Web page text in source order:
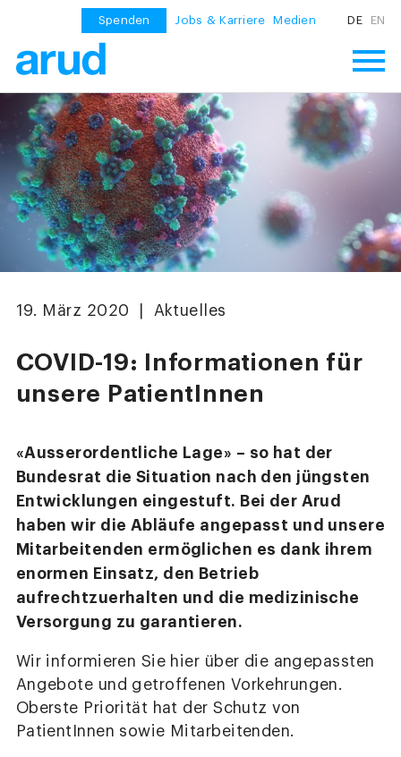
Spenden Jobs & Karriere Medien DE EN
19. März 2020 | Aktuelles
COVID-19: Informationen für
unsere PatientInnen
«Ausserordentliche Lage» – so hat der
Bundesrat die Situation nach den jüngsten
Entwicklungen eingestuft. Bei der Arud
haben wir die Abläufe angepasst und unsere
Mitarbeitenden ermöglichen es dank ihrem
enormen Einsatz, den Betrieb
aufrechtzuerhalten und die medizinische
Versorgung zu garantieren.
Wir informieren Sie hier über die angepassten
Angebote und getroffenen Vorkehrungen.
Oberste Priorität hat der Schutz von
PatientInnen sowie Mitarbeitenden.